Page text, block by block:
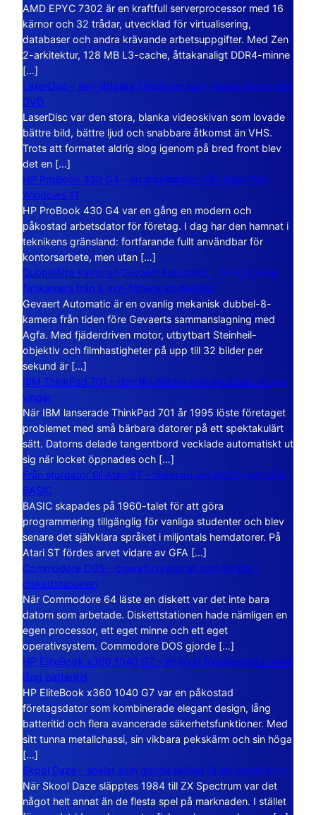
AMD EPYC 7302 är en kraftfull serverprocessor med 16
kärnor och 32 trådar, utvecklad för virtualisering,
databaser och andra krävande arbetsuppgifter. Med Zen
2-arkitektur, 128 MB L3-cache, åttakanaligt DDR4-minne
[…]
LaserDisc – den jättelika filmskivan som visade vägen mot
DVD
LaserDisc var den stora, blanka videoskivan som lovade
bättre bild, bättre ljud och snabbare åtkomst än VHS.
Trots att formatet aldrig slog igenom på bred front blev
det en […]
HP ProBook 430 G4 – en arbetsdator från tiden före
Windows 11
HP ProBook 430 G4 var en gång en modern och
påkostad arbetsdator för företag. I dag har den hamnat i
teknikens gränsland: fortfarande fullt användbar för
kontorsarbete, men utan […]
Dubbelåtta Kameran Gevaert Automatic – en mekanisk
filmkamera från 8 mm-filmens storhetstid
Gevaert Automatic är en ovanlig mekanisk dubbel-8-
kamera från tiden före Gevaerts sammanslagning med
Agfa. Med fjäderdriven motor, utbytbart Steinheil-
objektiv och filmhastigheter på upp till 32 bilder per
sekund är […]
IBM ThinkPad 701 – den lilla datorn som vecklade ut sina
vingar
När IBM lanserade ThinkPad 701 år 1995 löste företaget
problemet med små bärbara datorer på ett spektakulärt
sätt. Datorns delade tangentbord vecklade automatiskt ut
sig när locket öppnades och […]
Från stordator till Atari ST – historien om BASIC och GFA
BASIC
BASIC skapades på 1960-talet för att göra
programmering tillgänglig för vanliga studenter och blev
senare det självklara språket i miljontals hemdatorer. På
Atari ST fördes arvet vidare av GFA […]
Commodore DOS – operativsystemet som bodde i
diskettstationen
När Commodore 64 läste en diskett var det inte bara
datorn som arbetade. Diskettstationen hade nämligen en
egen processor, ett eget minne och ett eget
operativsystem. Commodore DOS gjorde […]
HP EliteBook x360 1040 G7 – en lyxig företagsdator med
lång batteritid
HP EliteBook x360 1040 G7 var en påkostad
företagsdator som kombinerade elegant design, lång
batteritid och flera avancerade säkerhetsfunktioner. Med
sitt tunna metallchassi, sin vikbara pekskärm och sin höga
[…]
Skool Daze – spelet som gjorde skolan till ett öppet kaos
När Skool Daze släpptes 1984 till ZX Spectrum var det
något helt annat än de flesta spel på marknaden. I stället